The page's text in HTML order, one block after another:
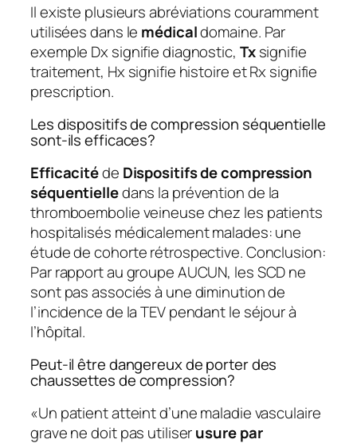
Il existe plusieurs abréviations couramment
utilisées dans le médicaldomaine. Par
exemple Dx signifie diagnostic, Txsignifie
traitement, Hx signifie histoire et Rx signifie
prescription.
Les dispositifs de compression séquentielle
sont-ils efficaces?
Efficacitéde Dispositifs de compression
séquentielledans la prévention de la
thromboembolie veineuse chez les patients
hospitalisés médicalement malades: une
étude de cohorte rétrospective. Conclusion:
Par rapport au groupe AUCUN, les SCD ne
sont pas associés à une diminution de
l’incidence de la TEV pendant le séjour à
l’hôpital.
Peut-il être dangereux de porter des
chaussettes de compression?
«Un patient atteint d’une maladie vasculaire
grave ne doit pas utiliserusure par